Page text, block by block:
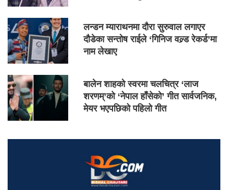
लन्डन म्याराथनमा दौरा सुरुवाल लगाएर
दौडेका सन्तोष राईले ‘गिनिज वल्र्ड रेकर्ड’मा
नाम लेखाए
बालेन शाहको स्वरमा चलचित्र ‘लाज
शरणम्’को ‘नेपाल हाँसेको’ गीत सार्वजनिक,
मेयर भएपछिको पहिलो गीत